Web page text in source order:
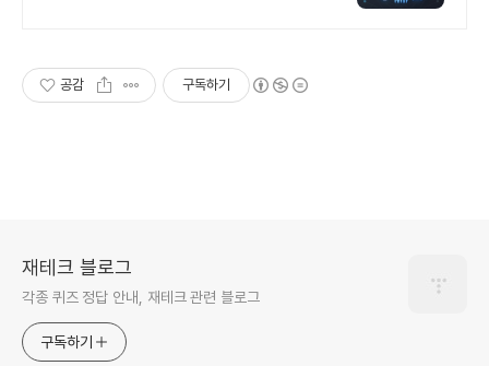
공감 구독하기
재테크 블로그
각종 퀴즈 정답 안내, 재테크 관련 블로그
구독하기